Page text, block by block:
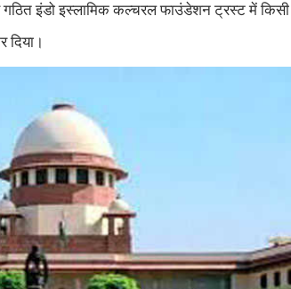
गठित इंडो इस्लामिक कल्चरल फाउंडेशन ट्रस्ट में किसी
दिया।